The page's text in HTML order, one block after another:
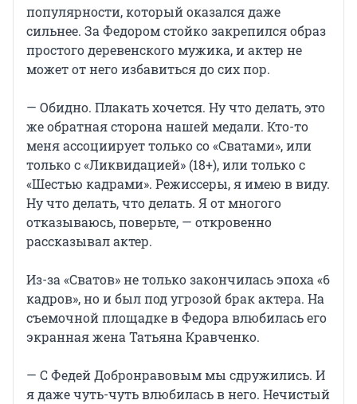
популярности, который оказался даже
сильнее. За Федором стойко закрепился образ
простого деревенского мужика, и актер не
может от него избавиться до сих пор.
— Обидно. Плакать хочется. Ну что делать, это
же обратная сторона нашей медали. Кто-то
меня ассоциирует только со «Сватами», или
только с «Ликвидацией» (18+), или только с
«Шестью кадрами». Режиссеры, я имею в виду.
Ну что делать, что делать. Я от многого
отказываюсь, поверьте, — откровенно
рассказывал актер.
Из-за «Сватов» не только закончилась эпоха «6
кадров», но и был под угрозой брак актера. На
съемочной площадке в Федора влюбилась его
экранная жена Татьяна Кравченко.
— С Федей Добронравовым мы сдружились. И
я даже чуть-чуть влюбилась в него. Нечистый